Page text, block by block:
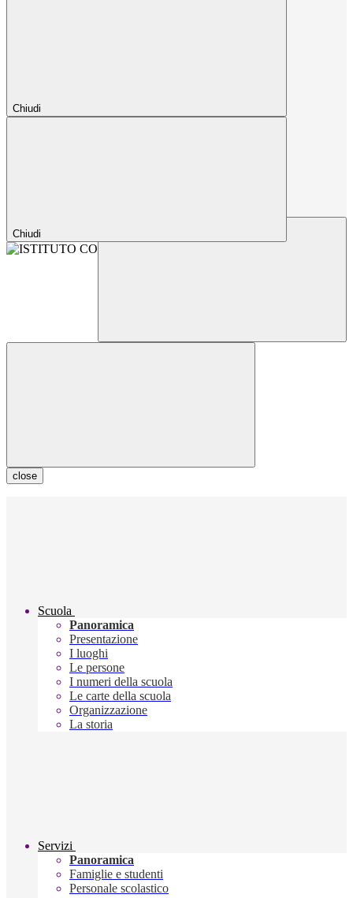
Chiudi
Chiudi
close
Scuola
Panoramica
Presentazione
I luoghi
Le persone
I numeri della scuola
Le carte della scuola
Organizzazione
La storia
Servizi
Panoramica
Famiglie e studenti
Personale scolastico